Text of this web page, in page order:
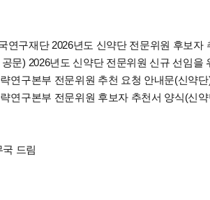
연구재단 2026년도 신약단 전문위원 후보자
문) 2026년도 신약단 전문위원 신규 선임을
연구본부 전문위원 추천 요청 안내문(신약단
연구본부 전문위원 후보자 추천서 양식(신약
드림